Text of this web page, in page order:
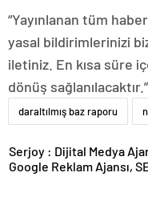
“Yayınlanan tüm
yasal bildirimlerinizi
iletiniz. En kısa süre
dönüş sağlanılacaktır.”
daraltılmış baz raporu
Serjoy : Dijital Medya Ajansı,
Google Reklam Ajansı,